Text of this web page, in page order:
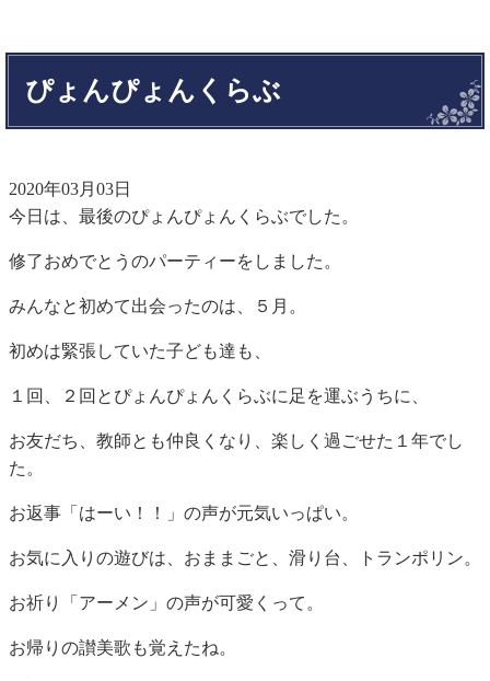
ぴょんぴょんくらぶ
2020年03月03日
今日は、最後のぴょんぴょんくらぶでした。
修了おめでとうのパーティーをしました。
みんなと初めて出会ったのは、５月。
初めは緊張していた子ども達も、
１回、２回とぴょんぴょんくらぶに足を運ぶうちに、
お友だち、教師とも仲良くなり、楽しく過ごせた１年でし
た。
お返事「はーい！！」の声が元気いっぱい。
お気に入りの遊びは、おままごと、滑り台、トランポリン。
お祈り「アーメン」の声が可愛くって。
お帰りの讃美歌も覚えたね。